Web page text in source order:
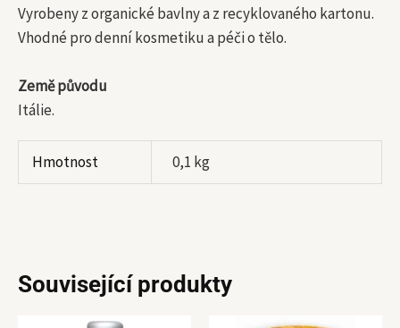
Vyrobeny z organické bavlny a z recyklovaného kartonu.
Vhodné pro denní kosmetiku a péči o tělo.
Země původu
Itálie.
Hmotnost 0,1 kg
Související produkty